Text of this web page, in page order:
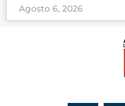
Agosto 6, 2026